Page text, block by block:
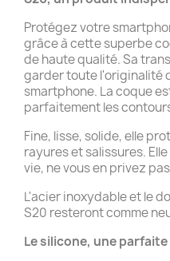
Protégez votre
grâce à cette superbe
de haute qualité. Sa
garder toute l'originalité
smartphone. La coque
parfaitement les
Fine, lisse, solide, elle
rayures et salissures.
vie, ne vous en privez
L'acier inoxydable et le
S20 resteront comme
Le silicone, une